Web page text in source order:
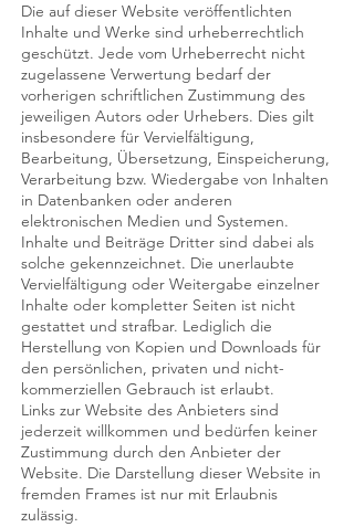
Die auf dieser Website veröffentlichten
Inhalte und Werke sind urheberrechtlich
geschützt. Jede vom Urheberrecht nicht
zugelassene Verwertung bedarf der
vorherigen schriftlichen Zustimmung des
jeweiligen Autors oder Urhebers. Dies gilt
insbesondere für Vervielfältigung,
Bearbeitung, Übersetzung, Einspeicherung,
Verarbeitung bzw. Wiedergabe von Inhalten
in Datenbanken oder anderen
elektronischen Medien und Systemen.
Inhalte und Beiträge Dritter sind dabei als
solche gekennzeichnet. Die unerlaubte
Vervielfältigung oder Weitergabe einzelner
Inhalte oder kompletter Seiten ist nicht
gestattet und strafbar. Lediglich die
Herstellung von Kopien und Downloads für
den persönlichen, privaten und nicht-
kommerziellen Gebrauch ist erlaubt.
Links zur Website des Anbieters sind
jederzeit willkommen und bedürfen keiner
Zustimmung durch den Anbieter der
Website. Die Darstellung dieser Website in
fremden Frames ist nur mit Erlaubnis
zulässig.